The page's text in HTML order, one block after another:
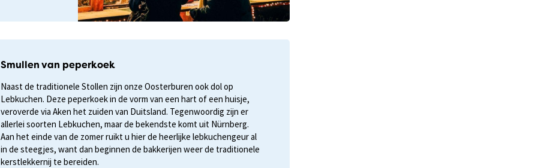
Smullen van peperkoek
Naast de traditionele Stollen zijn onze Oosterburen ook dol op
Lebkuchen. Deze peperkoek in de vorm van een hart of een huisje,
veroverde via Aken het zuiden van Duitsland. Tegenwoordig zijn er
allerlei soorten Lebkuchen, maar de bekendste komt uit Nürnberg.
Aan het einde van de zomer ruikt u hier de heerlijke lebkuchengeur al
in de steegjes, want dan beginnen de bakkerijen weer de traditionele
kerstlekkernij te bereiden.